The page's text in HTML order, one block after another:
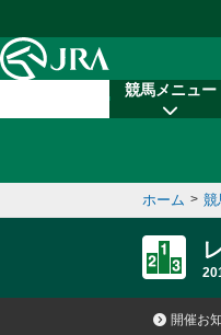
競馬メニュー
ホーム > 競
開催お